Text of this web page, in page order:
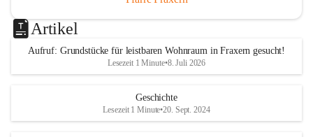
Artikel
Aufruf: Grundstücke für leistbaren Wohnraum in Fraxern gesucht!
Lesezeit 1 Minute•8. Juli 2026
Geschichte
Lesezeit 1 Minute•20. Sept. 2024